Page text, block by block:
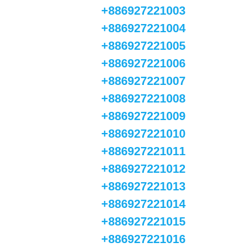
+886927221003
+886927221004
+886927221005
+886927221006
+886927221007
+886927221008
+886927221009
+886927221010
+886927221011
+886927221012
+886927221013
+886927221014
+886927221015
+886927221016